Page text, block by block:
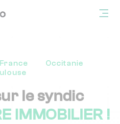
Occitanie
le syndic
IMMOBILIER !